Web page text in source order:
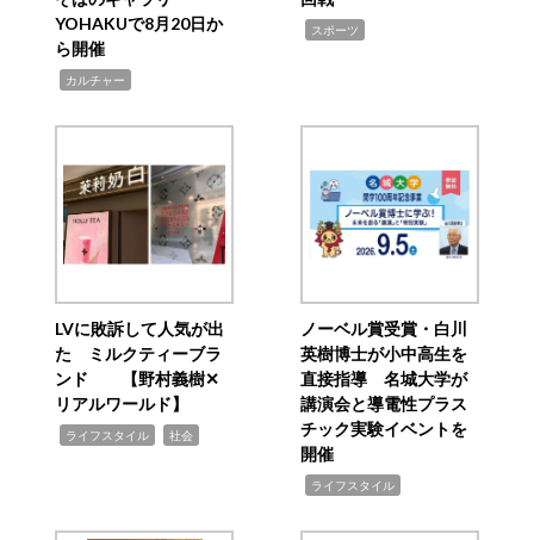
YOHAKUで8月20日か
ら開催
カルチャー
スポーツ
LVに敗訴して人気が出
た ミルクティーブラ
ンド 【野村義樹✕
リアルワールド】
ライフスタイル 社会
ノーベル賞受賞・白川
英樹博士が小中高生を
直接指導 名城大学が
講演会と導電性プラス
チック実験イベントを
開催
ライフスタイル